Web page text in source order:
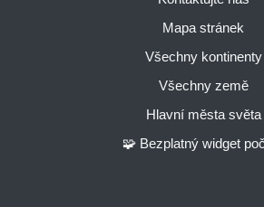
Mapa stránek
Všechny kontinenty
Všechny země
Hlavní města světa
🧩 Bezplatný widget